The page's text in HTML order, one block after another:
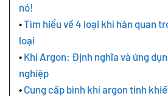
nó!
Tìm hiểu về 4 loại khí hàn quan
loại
Khí Argon: Định nghĩa và ứng
nghiệp
Cung cấp bình khí argon tinh